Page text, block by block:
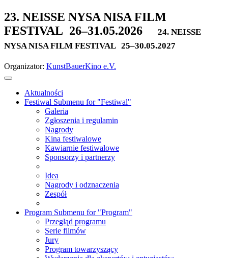
23. NEISSE NYSA NISA FILM
FESTIVAL 26–31.05.2026
24. NEISSE
NYSA NISA FILM FESTIVAL 25–30.05.2027
Organizator: KunstBauerKino e.V.
Aktualności
Festiwal Submenu for "Festiwal"
Galeria
Zgłoszenia i regulamin
Nagrody
Kina festiwalowe
Kawiarnie festiwalowe
Sponsorzy i partnerzy
Idea
Nagrody i odznaczenia
Zespół
Program Submenu for "Program"
Przegląd programu
Serie filmów
Jury
Program towarzyszący